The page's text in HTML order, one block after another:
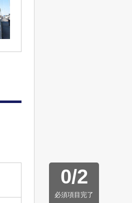
0/2
必須項目完了